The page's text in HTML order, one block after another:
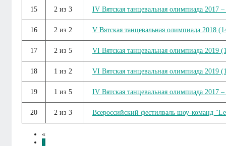
15 2 из 3 IV Вятская танцевальная олимпиада 2017
16 2 из 2 V Вятская танцевальная олимпиада 2018
17 2 из 5 VI Вятская танцевальная олимпиада 2019
18 1 из 2 VI Вятская танцевальная олимпиада 2019
19 1 из 5 IV Вятская танцевальная олимпиада 2017
20 2 из 3 Всероссийский фестилваль шоу-команд
«